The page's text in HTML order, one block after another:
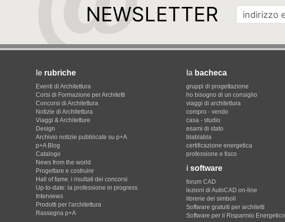
NEWSLETTER
le rubriche
Eventi di Architettura
Corsi di Formazione per Architetti
Concorsi di Architettura
Notizie di Architettura
Viaggi & Architetture
Design
Archivio notizie pubblicate su p+A
p+A Blog
Catalogo
News from the world
Progettare e costruire
Hall of fame. i risultati dei concorsi
Up-to-date: la professione in progress
Interviews
Prodotti per l'architettura
Rassegna p+A
la bacheca
gruppi di progettazione
ho bisogno di un consiglio
viaggi di architettura
compro - vendo
casa - studio
esami di stato
blablabla
certificazione energetica
professione e fisco
i software
forum CAD
lezioni di AutoCAD on-line
librerie dei simboli
Software gratuiti per architetti
Software per il Risparmio Energetico